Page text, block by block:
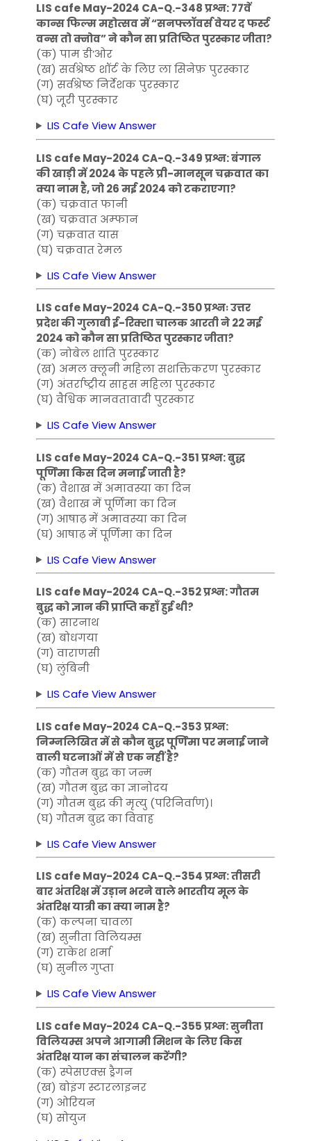
LIS cafe May-2024 CA-Q.-348 प्रश्न: 77वें
कान्स फिल्म महोत्सव में “सनफ्लॉवर्स वेयर द फर्स्ट
वन्स तो क्नोव” ने कौन सा प्रतिष्ठित पुरस्कार जीता?
(क) पाम डी’ओर
(ख) सर्वश्रेष्ठ शॉर्ट के लिए ला सिनेफ़ पुरस्कार
(ग) सर्वश्रेष्ठ निर्देशक पुरस्कार
(घ) जूरी पुरस्कार
LIS Cafe View Answer
LIS cafe May-2024 CA-Q.-349 प्रश्न: बंगाल
की खाड़ी में 2024 के पहले प्री-मानसून चक्रवात का
क्या नाम है, जो 26 मई 2024 को टकराएगा?
(क) चक्रवात फानी
(ख) चक्रवात अम्फान
(ग) चक्रवात यास
(घ) चक्रवात रेमल
LIS Cafe View Answer
LIS cafe May-2024 CA-Q.-350 प्रश्नः उत्तर
प्रदेश की गुलाबी ई-रिक्शा चालक आरती ने 22 मई
2024 को कौन सा प्रतिष्ठित पुरस्कार जीता?
(क) नोबेल शांति पुरस्कार
(ख) अमल क्लूनी महिला सशक्तिकरण पुरस्कार
(ग) अंतर्राष्ट्रीय साहस महिला पुरस्कार
(घ) वैश्विक मानवतावादी पुरस्कार
LIS Cafe View Answer
LIS cafe May-2024 CA-Q.-351 प्रश्न: बुद्ध
पूर्णिमा किस दिन मनाई जाती है?
(क) वैशाख में अमावस्या का दिन
(ख) वैशाख में पूर्णिमा का दिन
(ग) आषाढ़ में अमावस्या का दिन
(घ) आषाढ़ में पूर्णिमा का दिन
LIS Cafe View Answer
LIS cafe May-2024 CA-Q.-352 प्रश्न: गौतम
बुद्ध को ज्ञान की प्राप्ति कहाँ हुई थी?
(क) सारनाथ
(ख) बोधगया
(ग) वाराणसी
(घ) लुंबिनी
LIS Cafe View Answer
LIS cafe May-2024 CA-Q.-353 प्रश्न:
निम्नलिखित में से कौन बुद्ध पूर्णिमा पर मनाई जाने
वाली घटनाओं में से एक नहीं है?
(क) गौतम बुद्ध का जन्म
(ख) गौतम बुद्ध का ज्ञानोदय
(ग) गौतम बुद्ध की मृत्यु (परिनिर्वाण)।
(घ) गौतम बुद्ध का विवाह
LIS Cafe View Answer
LIS cafe May-2024 CA-Q.-354 प्रश्न: तीसरी
बार अंतरिक्ष में उड़ान भरने वाले भारतीय मूल के
अंतरिक्ष यात्री का क्या नाम है?
(क) कल्पना चावला
(ख) सुनीता विलियम्स
(ग) राकेश शर्मा
(घ) सुनील गुप्ता
LIS Cafe View Answer
LIS cafe May-2024 CA-Q.-355 प्रश्न: सुनीता
विलियम्स अपने आगामी मिशन के लिए किस
अंतरिक्ष यान का संचालन करेंगी?
(क) स्पेसएक्स ड्रैगन
(ख) बोइंग स्टारलाइनर
(ग) ओरियन
(घ) सोयुज